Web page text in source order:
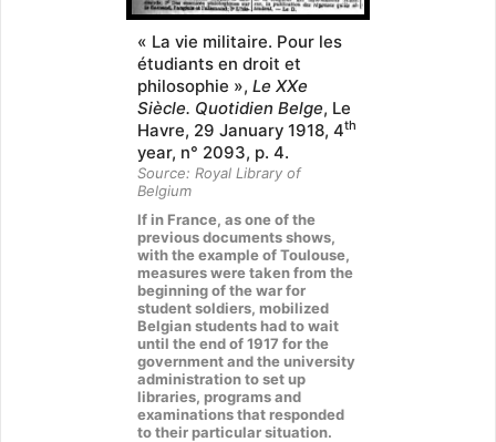
« La vie militaire. Pour les
étudiants en droit et
philosophie », Le XXe
Siècle. Quotidien Belge, Le
Havre, 29 January 1918, 4th
year, n° 2093, p. 4.
Source: Royal Library of
Belgium
If in France, as one of the
previous documents shows,
with the example of Toulouse,
measures were taken from the
beginning of the war for
student soldiers, mobilized
Belgian students had to wait
until the end of 1917 for the
government and the university
administration to set up
libraries, programs and
examinations that responded
to their particular situation.